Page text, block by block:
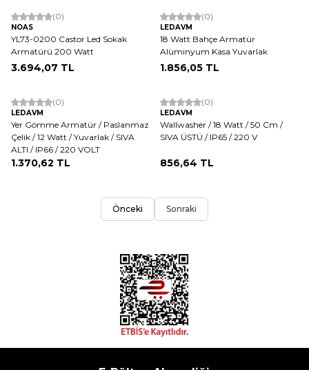
(0)
NOAS
YL73-0200 Castor Led Sokak
Armatürü 200 Watt
3.694,07 TL
(0)
LEDAVM
18 Watt Bahçe Armatür
Alüminyum Kasa Yuvarlak
1.856,05 TL
(0)
LEDAVM
Yer Gömme Armatür / Paslanmaz
Çelik / 12 Watt / Yuvarlak / SIVA
ALTI / IP66 / 220 VOLT
1.370,62 TL
(0)
LEDAVM
Wallwasher / 18 Watt / 50 Cm /
SIVA ÜSTÜ / IP65 / 220 V
856,64 TL
Önceki Sonraki